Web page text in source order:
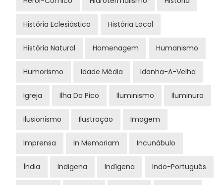
História Eclesiástica História Local
História Natural Homenagem Humanismo
Humorismo Idade Média Idanha-A-Velha
Igreja Ilha Do Pico Iluminismo Iluminura
Ilusionismo Ilustração Imagem
Imprensa In Memoriam Incunábulo
Índia Indigena Indígena Indo-Português